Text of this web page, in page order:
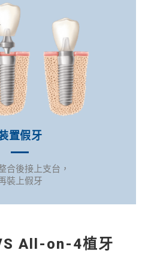
置假牙
合後接上支台，
裝上假牙
All-on-4植牙